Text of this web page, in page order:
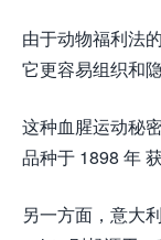
由于动物福利法
它更容易组织和隐
这种血腥运动秘
品种于 1898 年
另一方面，意大